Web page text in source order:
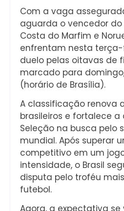
Com a vaga
aguarda o vencedor
Costa do Marfim e
enfrentam nesta terça-
duelo pelas oitavas de
marcado para domingo,
(horário de Brasília).
A classificação renova
brasileiros e fortalece
Seleção na busca pelo
mundial. Após superar
competitivo em um
intensidade, o Brasil
disputa pelo troféu
futebol.